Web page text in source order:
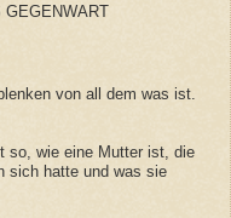
GEGENWART
von all dem was ist.
so, wie eine Mutter ist, die
sich hatte und was sie